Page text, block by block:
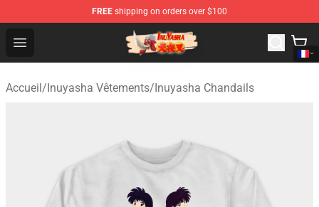
FREE shipping on orders over $100
Open menu
Inuyasha Store - Official Inuyasha Merchandise Shop
Accueil/Inuyasha Vêtements/Inuyasha Chandails